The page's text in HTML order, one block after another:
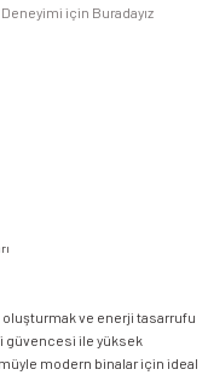
Deneyimi için Buradayız
oluşturmak ve enerji tasarrufu
güvencesi ile yüksek
modern binalar için ideal